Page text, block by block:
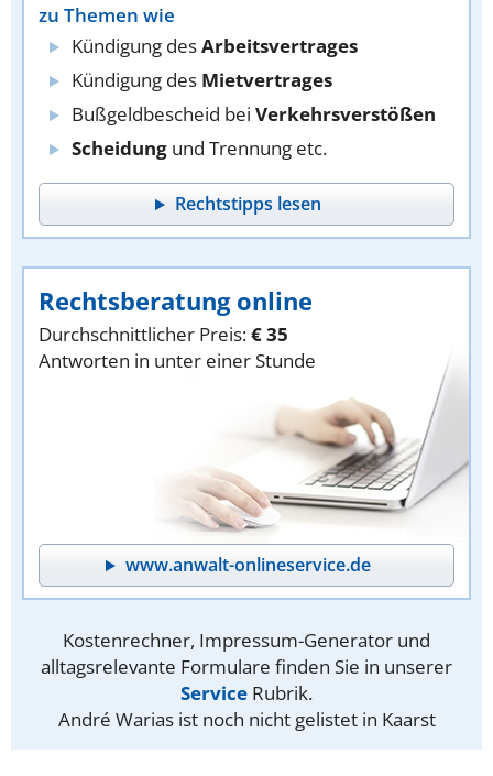
zu Themen wie
Kündigung desArbeitsvertrages
Kündigung des Mietvertrages
Bußgeldbescheid bei Verkehrsverstößen
Scheidung und Trennung etc.
Rechtstipps lesen
Rechtsberatung online
Durchschnittlicher Preis:€ 35
Antworten in unter einer Stunde
www.anwalt-onlineservice.de
Kostenrechner, Impressum-Generator und
alltagsrelevante Formulare finden Sie in unserer
Service Rubrik.
André Warias ist noch nicht gelistet in Kaarst